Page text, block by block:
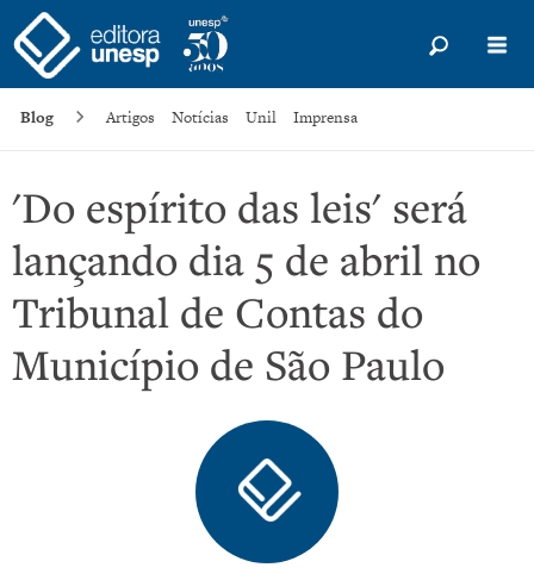
Blog Artigos Notícias Unil Imprensa
'Do espírito das leis' será
lançando dia 5 de abril no
Tribunal de Contas do
Município de São Paulo